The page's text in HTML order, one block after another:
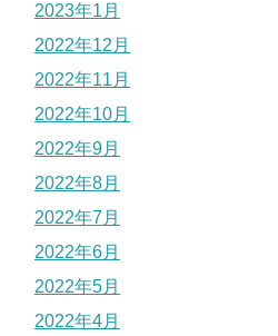
2023年1月
2022年12月
2022年11月
2022年10月
2022年9月
2022年8月
2022年7月
2022年6月
2022年5月
2022年4月